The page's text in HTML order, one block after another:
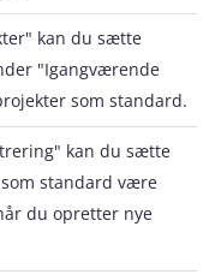
kan du sætte
"Igangværende
som standard.
kan du sætte
standard være
du opretter nye